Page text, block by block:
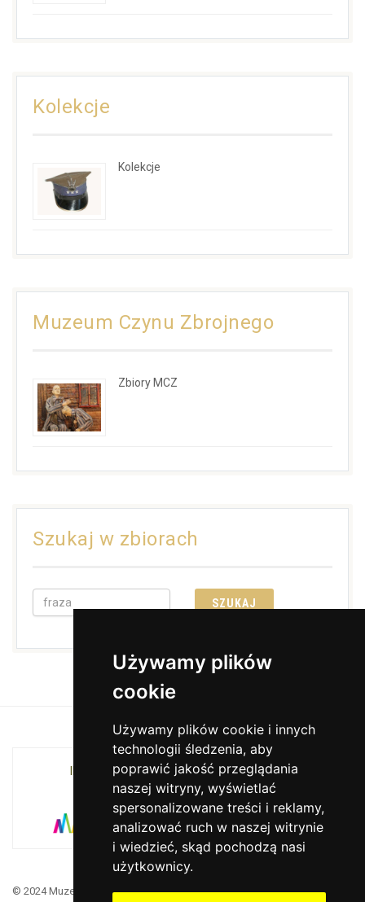
Używamy plików
cookie
Używamy plików cookie i innych
technologii śledzenia, aby
poprawić jakość przeglądania
naszej witryny, wyświetlać
spersonalizowane treści i reklamy,
analizować ruch w naszej witrynie
i wiedzieć, skąd pochodzą nasi
użytkownicy.
Kolekcje
Kolekcje
Muzeum Czynu Zbrojnego
Zbiory MCZ
Szukaj w zbiorach
INSTYTUCJA KULTURY MIASTA KRAKOWA I
WOJEWÓDZTWA MAŁOPOLSKIEGO
© 2024 Muzeum Armii Krajowej. Translated by Google Translate